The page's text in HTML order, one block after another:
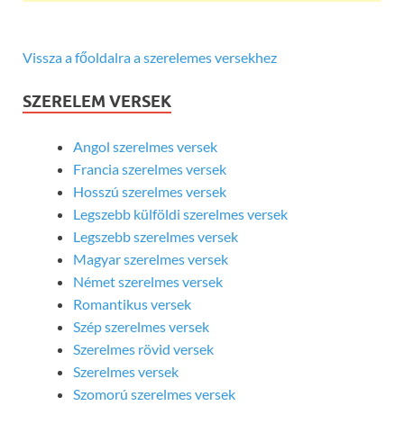
Vissza a főoldalra a szerelemes versekhez
SZERELEM VERSEK
Angol szerelmes versek
Francia szerelmes versek
Hosszú szerelmes versek
Legszebb külföldi szerelmes versek
Legszebb szerelmes versek
Magyar szerelmes versek
Német szerelmes versek
Romantikus versek
Szép szerelmes versek
Szerelmes rövid versek
Szerelmes versek
Szomorú szerelmes versek